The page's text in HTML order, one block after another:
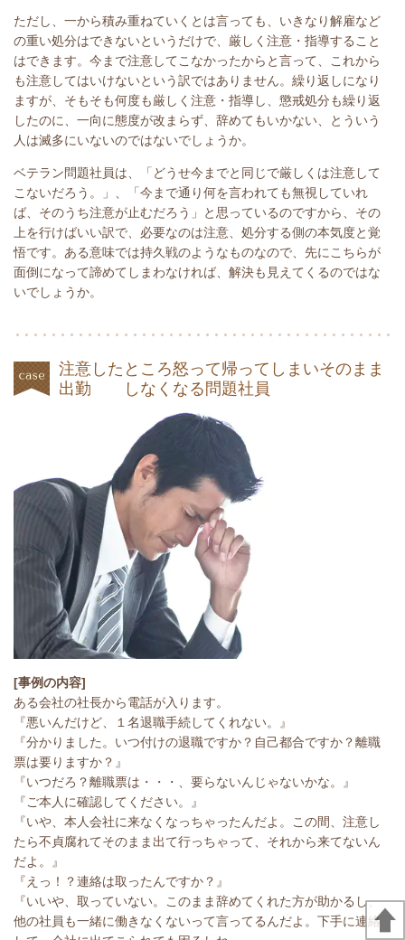
ただし、一から積み重ねていくとは言っても、いきなり解雇など
の重い処分はできないというだけで、厳しく注意・指導すること
はできます。今まで注意してこなかったからと言って、これから
も注意してはいけないという訳ではありません。繰り返しになり
ますが、そもそも何度も厳しく注意・指導し、懲戒処分も繰り返
したのに、一向に態度が改まらず、辞めてもいかない、とういう
人は滅多にいないのではないでしょうか。
ベテラン問題社員は、「どうせ今までと同じで厳しくは注意して
こないだろう。」、「今まで通り何を言われても無視していれ
ば、そのうち注意が止むだろう」と思っているのですから、その
上を行けばいい訳で、必要なのは注意、処分する側の本気度と覚
悟です。ある意味では持久戦のようなものなので、先にこちらが
面倒になって諦めてしまわなければ、解決も見えてくるのではな
いでしょうか。
注意したところ怒って帰ってしまいそのまま
出勤 しなくなる問題社員
[事例の内容]
ある会社の社長から電話が入ります。
『悪いんだけど、１名退職手続してくれない。』
『分かりました。いつ付けの退職ですか？自己都合ですか？離職
票は要りますか？』
『いつだろ？離職票は・・・、要らないんじゃないかな。』
『ご本人に確認してください。』
『いや、本人会社に来なくなっちゃったんだよ。この間、注意し
たら不貞腐れてそのまま出て行っちゃって、それから来てないん
だよ。』
『えっ！？連絡は取ったんですか？』
『いいや、取っていない。このまま辞めてくれた方が助かるし、
他の社員も一緒に働きなくないって言ってるんだよ。下手に連絡